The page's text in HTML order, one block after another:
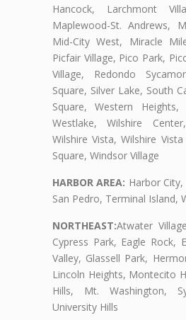
Hancock, Larchmont
Maplewood-St. Andrews,
Mid-City West, Miracle
Picfair Village, Pico Park,
Village, Redondo
Square, Silver Lake, South
Square, Western Heights,
Westlake, Wilshire
Wilshire Vista, Wilshire
Square, Windsor Village
HARBOR AREA: Harbor
San Pedro, Terminal Island,
NORTHEAST:Atwater
Cypress Park, Eagle Rock,
Valley, Glassell Park,
Lincoln Heights, Montecito
Hills, Mt. Washington,
University Hills